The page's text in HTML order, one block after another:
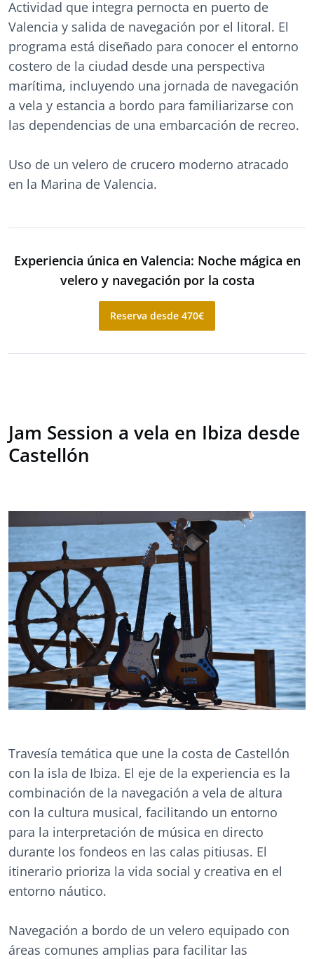
Actividad que integra pernocta en puerto de
Valencia y salida de navegación por el litoral. El
programa está diseñado para conocer el entorno
costero de la ciudad desde una perspectiva
marítima, incluyendo una jornada de navegación
a vela y estancia a bordo para familiarizarse con
las dependencias de una embarcación de recreo.
Uso de un velero de crucero moderno atracado
en la Marina de Valencia.
Experiencia única en Valencia: Noche mágica en
velero y navegación por la costa
Reserva desde 470€
Jam Session a vela en Ibiza desde
Castellón
Travesía temática que une la costa de Castellón
con la isla de Ibiza. El eje de la experiencia es la
combinación de la navegación a vela de altura
con la cultura musical, facilitando un entorno
para la interpretación de música en directo
durante los fondeos en las calas pitiusas. El
itinerario prioriza la vida social y creativa en el
entorno náutico.
Navegación a bordo de un velero equipado con
áreas comunes amplias para facilitar las